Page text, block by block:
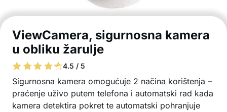
ViewCamera, sigurnosna kamera
u obliku žarulje
4.5 / 5
Sigurnosna kamera omogućuje 2 načina korištenja –
praćenje uživo putem telefona i automatski rad kada
kamera detektira pokret te automatski pohranjuje